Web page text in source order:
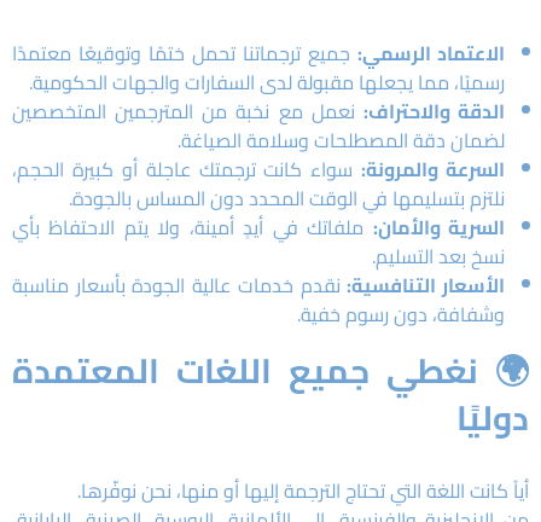
الاعتماد الرسمي: جميع ترجماتنا تحمل ختمًا وتوقيعًا معتمدًا
رسميًا، مما يجعلها مقبولة لدى السفارات والجهات الحكومية.
الدقة والاحتراف: نعمل مع نخبة من المترجمين المتخصصين
لضمان دقة المصطلحات وسلامة الصياغة.
السرعة والمرونة: سواء كانت ترجمتك عاجلة أو كبيرة الحجم،
نلتزم بتسليمها في الوقت المحدد دون المساس بالجودة.
السرية والأمان: ملفاتك في أيدٍ أمينة، ولا يتم الاحتفاظ بأي
نسخ بعد التسليم.
الأسعار التنافسية: نقدم خدمات عالية الجودة بأسعار مناسبة
وشفافة، دون رسوم خفية.
🌍 نغطي جميع اللغات المعتمدة
دوليًا
أياً كانت اللغة التي تحتاج الترجمة إليها أو منها، نحن نوفّرها.